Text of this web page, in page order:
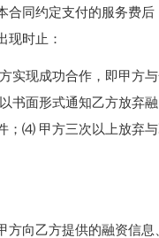
同约定支付的服务费后
现时止：
现成功合作，即甲方与
书面形式通知乙方放弃
；⑷ 甲方三次以上放弃
向乙方提供的融资信息